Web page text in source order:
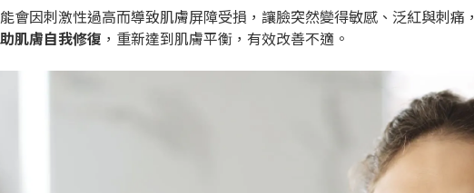
會因刺激性過高而導致肌膚屏障受損，讓臉突然變得敏感、泛紅與刺痛，
肌膚自我修復 ，重新達到肌膚平衡，有效改善不適。